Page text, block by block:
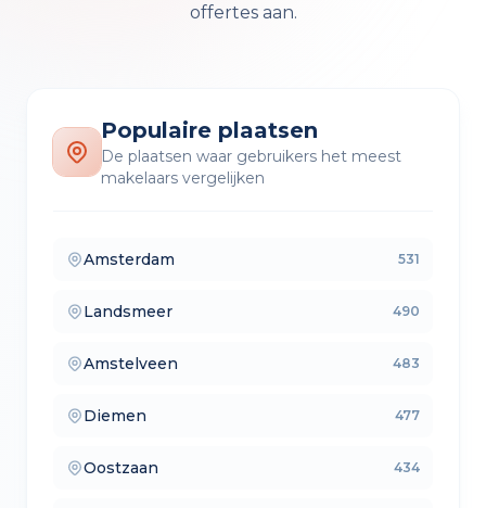
offertes aan.
Populaire plaatsen
De plaatsen waar gebruikers het meest
makelaars vergelijken
Amsterdam
— makelaars vergelijken 531
Landsmeer
— verkoopmakelaars 490
Amstelveen
— aankoopmakelaars 483
Diemen
— lokale makelaars 477
Oostzaan
— makelaars vergelijken 434